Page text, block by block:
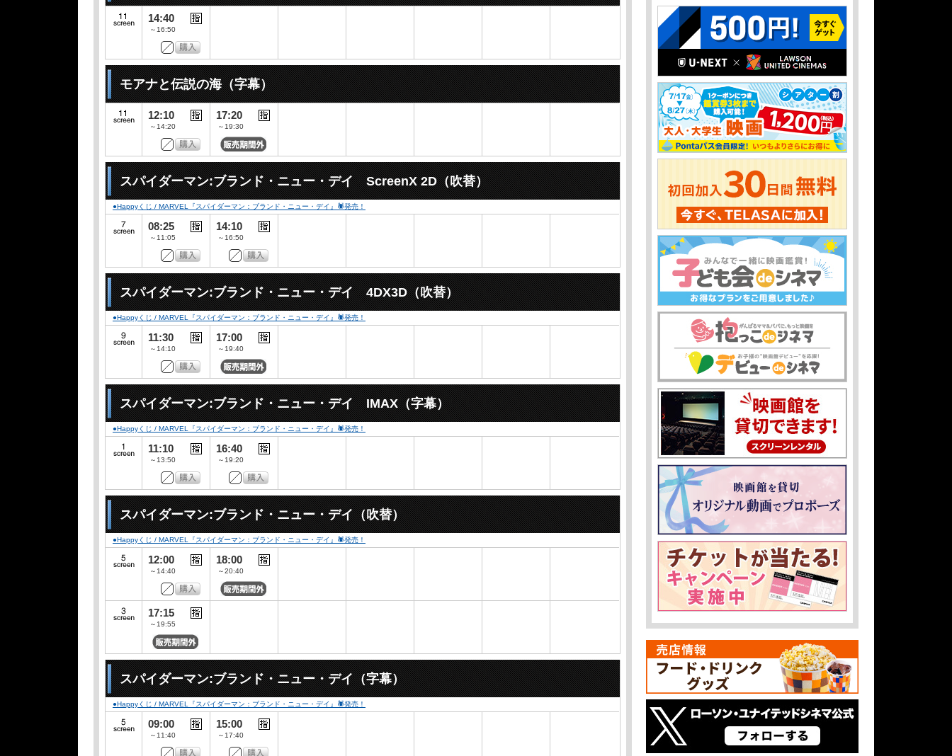
14:40
～16:50
モアナと伝説の海（字幕）
12:10
～14:20
17:20
～19:30
スパイダーマン:ブランド・ニュー・デイ ScreenX 2D（吹替）
●Happyくじ / MARVEL『スパイダーマン：ブランド・ニュー・デイ』🕷発売！
08:25
～11:05
14:10
～16:50
スパイダーマン:ブランド・ニュー・デイ 4DX3D（吹替）
●Happyくじ / MARVEL『スパイダーマン：ブランド・ニュー・デイ』🕷発売！
11:30
～14:10
17:00
～19:40
スパイダーマン:ブランド・ニュー・デイ IMAX（字幕）
●Happyくじ / MARVEL『スパイダーマン：ブランド・ニュー・デイ』🕷発売！
11:10
～13:50
16:40
～19:20
スパイダーマン:ブランド・ニュー・デイ（吹替）
●Happyくじ / MARVEL『スパイダーマン：ブランド・ニュー・デイ』🕷発売！
12:00
～14:40
18:00
～20:40
17:15
～19:55
スパイダーマン:ブランド・ニュー・デイ（字幕）
●Happyくじ / MARVEL『スパイダーマン：ブランド・ニュー・デイ』🕷発売！
09:00
～11:40
15:00
～17:40